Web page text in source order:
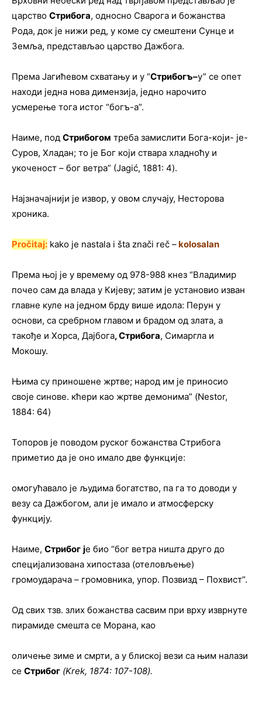
царство Стрибога, односно Сварога и божанства
Рода, док је нижи ред, у коме су смештени Сунце и
Земља, представљао царство Дажбога.
Према Јагићевом схватању и у “Стрибогъ–у” се опет
находи једна нова димензија, једно нарочито
усмерење тога истог “богъ-а”.
Наиме, под Стрибогом треба замислити Бога-који- је-
Суров, Хладан; то је Бог који ствара хладноћу и
укоченост – бог ветра” (Јagić, 1881: 4).
Најзначајнији је извор, у овом случају, Несторова
хроника.
Pročitaj: kako je nastala i šta znači reč –kolosalan
Према њој је у времему од 978-988 кнез “Владимир
почео сам да влада у Кијеву; затим је установио изван
главне куле на једном брду више идола: Перун у
основи, са сребрном главом и брадом од злата, а
такође и Хорса, Дајбога,Стрибога, Симаргла и
Мокошу.
Њима су приношене жртве; народ им је приносио
своје синове. кћери као жртве демонима” (Nestor,
1884: 64)
Топоров је поводом руског божанства Стрибога
приметио да је оно имало две функције:
омогућавало је људима богатство, па га то доводи у
везу са Дажбогом, али је имало и атмосферску
функцију.
Наиме, Стрибог је био “бог ветра ништа друго до
специјализована хипостаза (отеловљење)
громоударача – громовника, упор. Позвизд – Похвист”.
Од свих тзв. злих божанства сасвим при врху изврнуте
пирамиде смешта се Морана, као
оличење зиме и смрти, а у блиској вези са њим налази
се Стрибог (Krek, 1874: 107-108).